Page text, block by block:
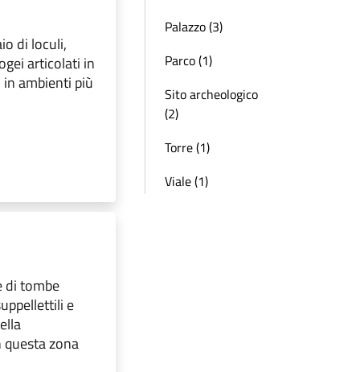
di loculi,
articolati in
ambienti più
di tombe
e
zona
Palazzo (3)
Parco (1)
Sito archeologico
(2)
Torre (1)
Viale (1)